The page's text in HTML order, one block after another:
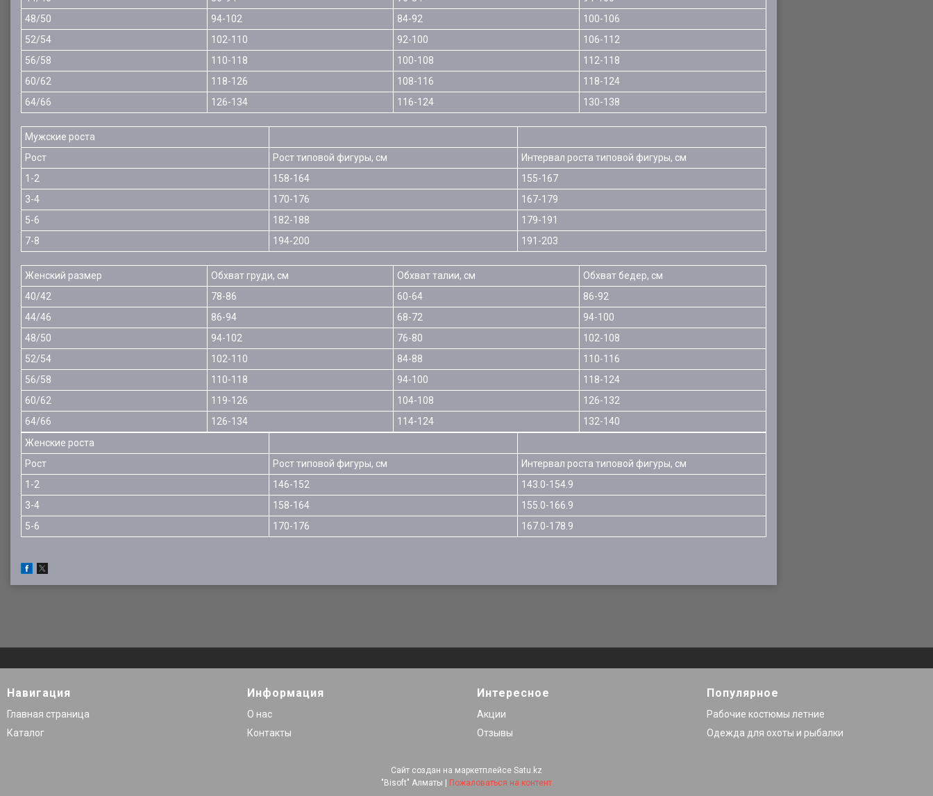
48/50
94-102 84-92
100-106
52/54
102-110 92-100
106-112
56/58
110-118 100-108
112-118
60/62
118-126 108-116
118-124
64/66
126-134 116-124 130-138
Мужские роста
Рост
Рост типовой фигуры, см
Интервал роста типовой фигуры, см
1-2
158-164
155-167
3-4
170-176
167-179
5-6
182-188
179-191
7-8
194-200 191-203
Женский размер Обхват груди, см Обхват талии, см
Обхват бедер, см
40/42
78-86 60-64
86-92
44/46
86-94 68-72
94-100
48/50
94-102 76-80
102-108
52/54
102-110 84-88
110-116
56/58
110-118 94-100
118-124
60/62
119-126 104-108
126-132
64/66
126-134 114-124
132-140
Женские роста
Рост
Рост типовой фигуры, см
Интервал роста типовой фигуры, см
1-2
146-152
143.0-154.9
3-4
158-164
155.0-166.9
5-6
170-176 167.0-178.9
Навигация
Главная страница
Каталог
Информация
О нас
Контакты
Интересное
Акции
Отзывы
Популярное
Рабочие костюмы летние
Одежда для охоты и рыбалки
Сайт создан на маркетплейсе Satu.kz
"Bisoft" Алматы | Пожаловаться на контент